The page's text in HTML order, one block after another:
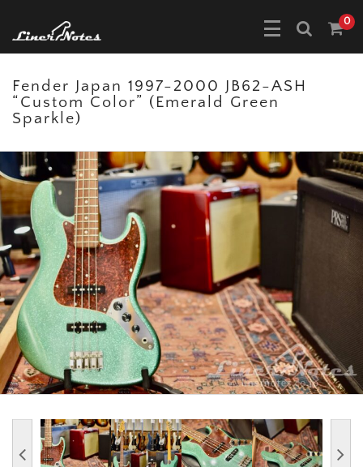
0
Fender Japan 1997-2000 JB62-ASH
“Custom Color” (Emerald Green
Sparkle)